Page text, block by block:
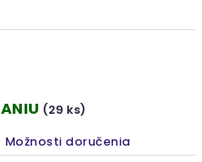
(29 ks)
Možnosti doručenia